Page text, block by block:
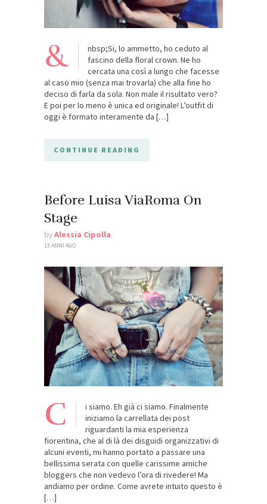
&
nbsp;Si, lo ammetto, ho ceduto al
fascino della floral crown. Ne ho
cercata una così a lungo che facesse
al caso mio (senza mai trovarla) che alla fine ho
deciso di farla da sola. Non male il risultato vero?
E poi per lo meno è unica ed originale! L’outfit di
oggi è formato interamente da […]
CONTINUE READING
Before Luisa ViaRoma On
Stage
byAlessia Cipolla
13 ANNI AGO
C
i siamo. Eh già ci siamo. Finalmente
iniziamo la carrellata dei post
riguardanti la mia esperienza
fiorentina, che al di là dei disguidi organizzativi di
alcuni eventi, mi hanno portato a passare una
bellissima serata con quelle carissime amiche
bloggers che non vedevo l’ora di rivedere! Ma
andiamo per ordine. Come avrete intuito questo è
[…]